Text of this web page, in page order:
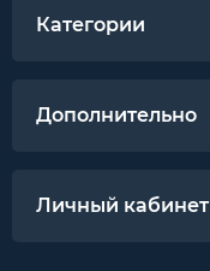
Категории
Дополнительно
Личный кабинет